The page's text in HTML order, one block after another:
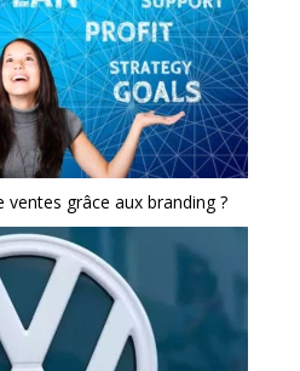
grâce aux branding ?